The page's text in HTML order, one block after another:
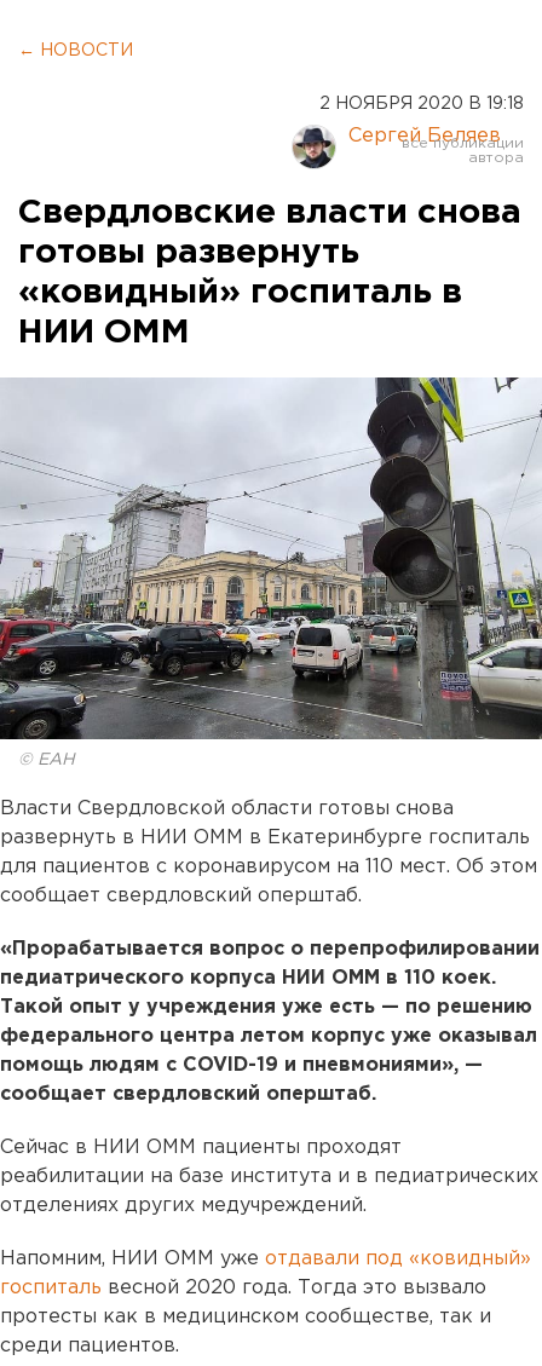
← НОВОСТИ
2 НОЯБРЯ 2020 В 19:18
Сергей Беляев
Свердловские власти снова
готовы развернуть
«ковидный» госпиталь в
НИИ ОММ
© ЕАН
Власти Свердловской области готовы снова
развернуть в НИИ ОММ в Екатеринбурге госпиталь
для пациентов с коронавирусом на 110 мест. Об этом
сообщает свердловский оперштаб.
«Прорабатывается вопрос о перепрофилировании
педиатрического корпуса НИИ ОММ в 110 коек.
Такой опыт у учреждения уже есть — по решению
федерального центра летом корпус уже оказывал
помощь людям с COVID-19 и пневмониями», —
сообщает свердловский оперштаб.
Сейчас в НИИ ОММ пациенты проходят
реабилитации на базе института и в педиатрических
отделениях других медучреждений.
Напомним, НИИ ОММ уже отдавали под «ковидный»
госпиталь весной 2020 года. Тогда это вызвало
протесты как в медицинском сообществе, так и
среди пациентов.